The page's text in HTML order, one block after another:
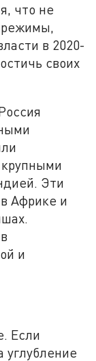
что не
режимы,
в 2020-
своих
Эти
Африке и
и
Если